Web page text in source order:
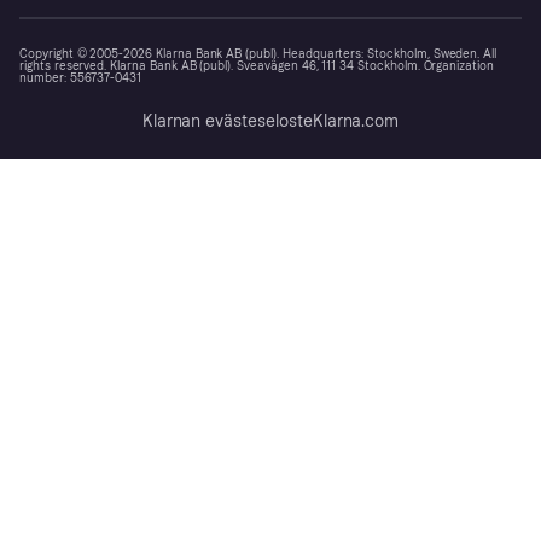
Copyright © 2005-2026 Klarna Bank AB (publ). Headquarters: Stockholm, Sweden. All
rights reserved. Klarna Bank AB (publ). Sveavägen 46, 111 34 Stockholm. Organization
number: 556737-0431
Klarnan evästeselosteKlarna.com